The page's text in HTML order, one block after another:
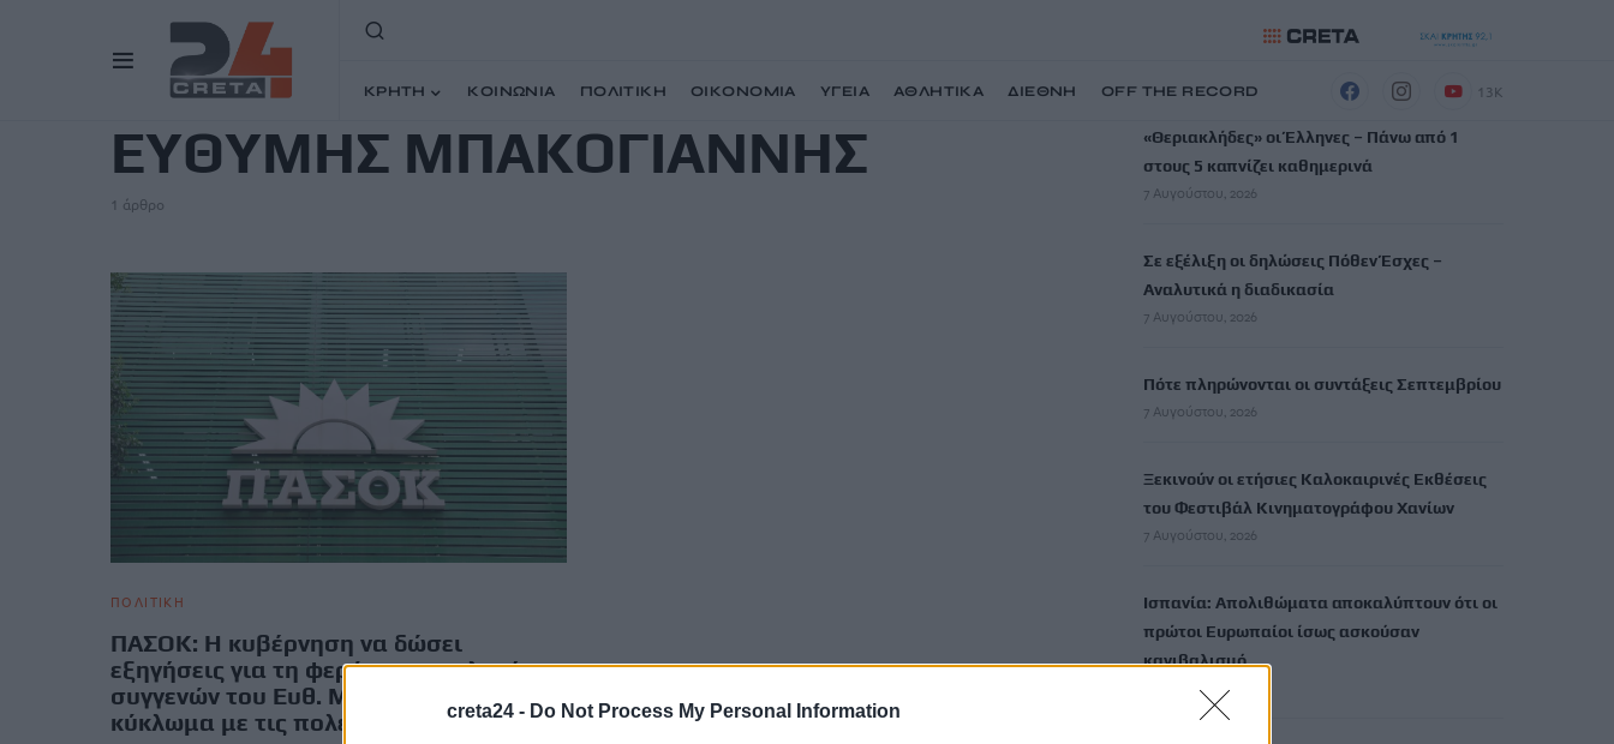
creta24 - Do Not Process My Personal Information
ΚΡΗΤΗ ΚΟΙΝΩΝΙΑ ΠΟΛΙΤΙΚΗ ΟΙΚΟΝΟΜΙΑ ΥΓΕΙΑ ΑΘΛΗΤΙΚΑ ΔΙΕΘΝΗ OFF THE RECORD 13K
ΕΥΘΥΜΗΣ ΜΠΑΚΟΓΙΑΝΝΗΣ
1 άρθρο
ΠΟΛΙΤΙΚΗ
ΠΑΣΟΚ: Η κυβέρνηση να δώσει
εξηγήσεις για τη φερόμενη εμπλοκή
συγγενών του Ευθ. Μπακογιάννη στο
κύκλωμα με τις πολεοδομίες
ΡΟΗ ΕΙΔΗΣΕΩΝ
«Θεριακλήδες» οι Έλληνες – Πάνω από 1
στους 5 καπνίζει καθημερινά
7 Αυγούστου, 2026
Σε εξέλιξη οι δηλώσεις Πόθεν Έσχες –
Αναλυτικά η διαδικασία
7 Αυγούστου, 2026
Πότε πληρώνονται οι συντάξεις Σεπτεμβρίου
7 Αυγούστου, 2026
Ξεκινούν οι ετήσιες Καλοκαιρινές Εκθέσεις
του Φεστιβάλ Κινηματογράφου Χανίων
7 Αυγούστου, 2026
Ισπανία: Απολιθώματα αποκαλύπτουν ότι οι
πρώτοι Ευρωπαίοι ίσως ασκούσαν
κανιβαλισμό
7 Αυγούστου, 2026